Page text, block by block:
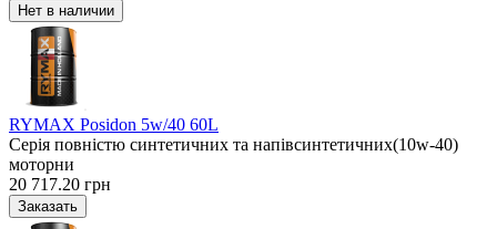
RYMAX Posidon 5w/40 60L
Серія повністю синтетичних та напівсинтетичних(10w-40)
моторни
20 717.20 грн